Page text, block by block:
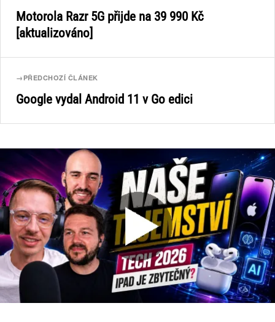
Motorola Razr 5G přijde na 39 990 Kč
[aktualizováno]
→ PŘEDCHOZÍ ČLÁNEK
Google vydal Android 11 v Go edici